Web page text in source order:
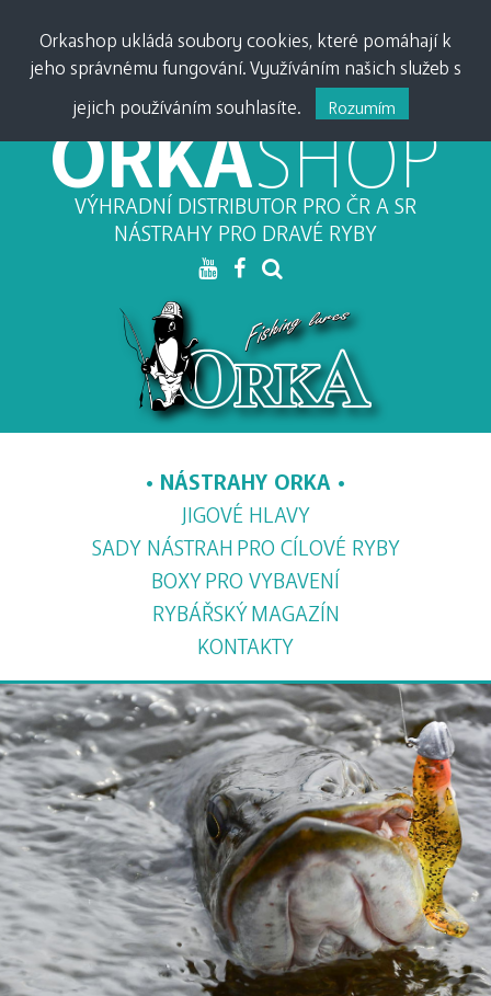
MĚNA:CZK •EUR
ORKASHOP
VÝHRADNÍ DISTRIBUTOR PRO ČR A SR
NÁSTRAHY PRO DRAVÉ RYBY
NÁSTRAHY ORKA
JIGOVÉ HLAVY
SADY NÁSTRAH PRO CÍLOVÉ RYBY
BOXY PRO VYBAVENÍ
RYBÁŘSKÝ MAGAZÍN
KONTAKTY
Orkashop ukládá soubory cookies, které pomáhají k
jeho správnému fungování. Využíváním našich služeb s
jejich používáním souhlasíte. Rozumím